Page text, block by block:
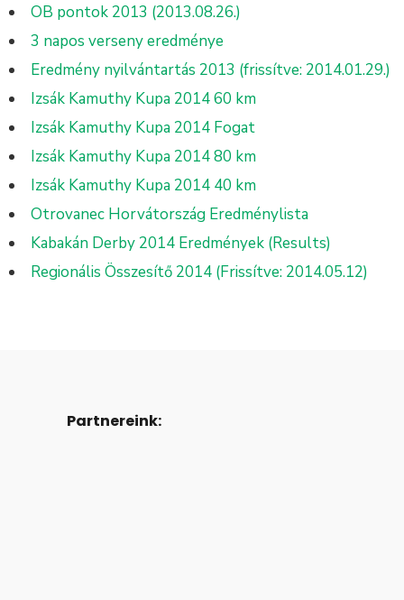
OB pontok 2013 (2013.08.26.)
3 napos verseny eredménye
Eredmény nyilvántartás 2013 (frissítve: 2014.01.29.)
Izsák Kamuthy Kupa 2014 60 km
Izsák Kamuthy Kupa 2014 Fogat
Izsák Kamuthy Kupa 2014 80 km
Izsák Kamuthy Kupa 2014 40 km
Otrovanec Horvátország Eredménylista
Kabakán Derby 2014 Eredmények (Results)
Regionális Összesítő 2014 (Frissítve: 2014.05.12)
Partnereink: